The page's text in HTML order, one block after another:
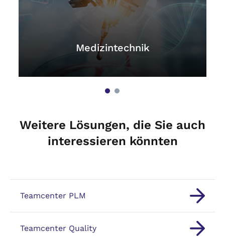
Medizintechnik
Weitere Lösungen, die Sie auch
interessieren könnten
Teamcenter PLM
Teamcenter Quality